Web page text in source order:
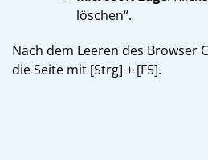
löschen“.
Nach dem Leeren des Browser
die Seite mit [Strg] + [F5].